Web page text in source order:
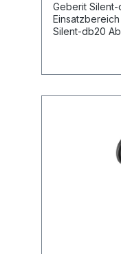
Geberit
Silent-db20 Abwasserleitungen in
Elektro-